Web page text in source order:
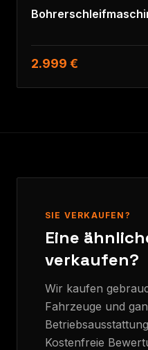
2.999 €
SIE VERKAUFEN?
Eine
verkaufen?
Wir kaufen
Fahrzeuge und
Kostenfreie